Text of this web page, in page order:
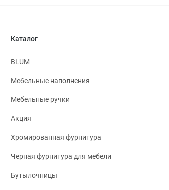
Каталог
BLUM
Мебельные наполнения
Мебельные ручки
Акция
Хромированная фурнитура
Черная фурнитура для мебели
Бутылочницы